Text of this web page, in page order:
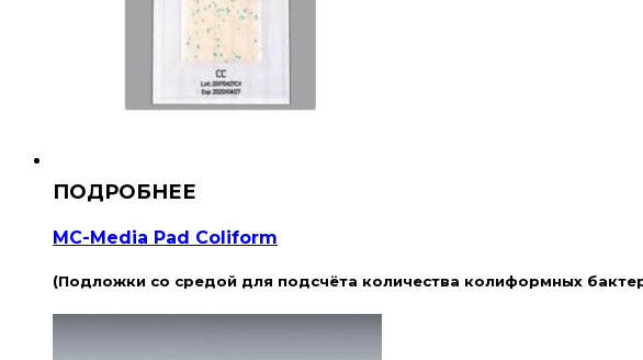
MC-Media Pad Coliform
(Подложки со средой для подсчёта количества колиформных